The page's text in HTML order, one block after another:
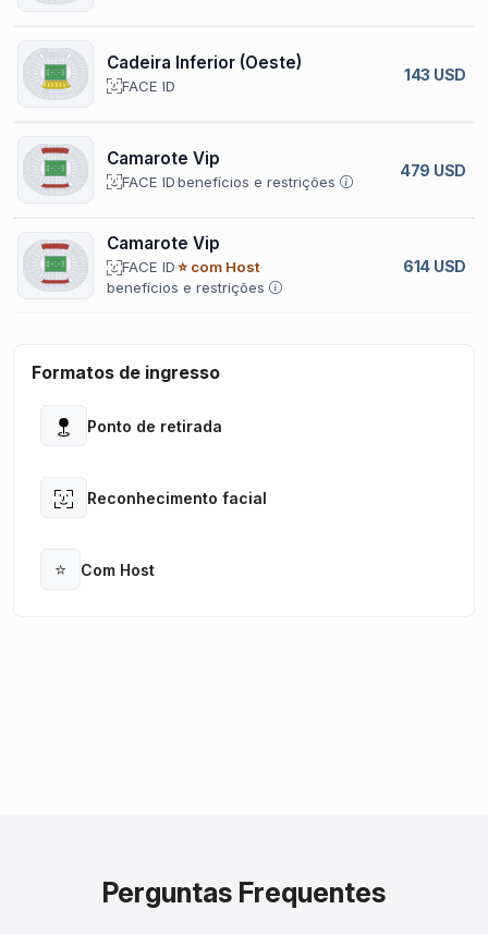
Cadeira Inferior (Oeste)
FACE ID
143 USD
Camarote Vip
FACE IDbenefícios e restrições
479 USD
Camarote Vip
FACE ID⭐ com Host
benefícios e restrições
614 USD
Formatos de ingresso
Ponto de retirada
Open
Reconhecimento facial
Open
⭐ Com Host
Open
Perguntas Frequentes